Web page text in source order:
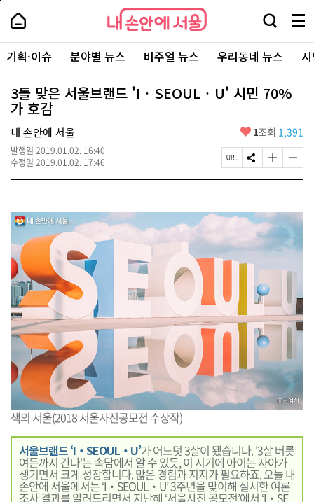
본
로
가
기
내
손
안
에
서
울
-
서
울
시
대
표
소
통
포
내
손
에
서
울
검
창
열
기
메
뉴
전
체
보
주
요
서
기획·이슈 분야별 뉴스 비주얼 뉴스 우리동네 뉴스
3돌 맞은 서울브랜드 'I‧SEOUL‧U' 시민 70%
가 호감
내 손안에 서울
발행일 2019.01.02. 16:40
수정일 2019.01.02. 17:46
좋
요
1조회 1,391
페
이
R
L
사
S
N
유
하
기
글
자
크
게
변
경
하
기
글
자
작
게
경
기
색의 서울(2018 서울사진공모전 수상작)
서울브랜드 ‘I‧SEOUL‧U’가 어느덧 3살이 됐습니다. '3살 버릇
여든까지 간다'는 속담에서 알 수 있듯, 이 시기에 아이는 자아가
생기면서 크게 성장합니다. 많은 경험과 지지가 필요하죠. 오늘 내
손안에 서울에서는 ‘I‧SEOUL‧U’ 3주년을 맞이해 실시한 여론
조사 결과를 알려드리면서 지난해 ‘서울사진 공모전’에서 ‘I‧SE
페
상
단
으
로